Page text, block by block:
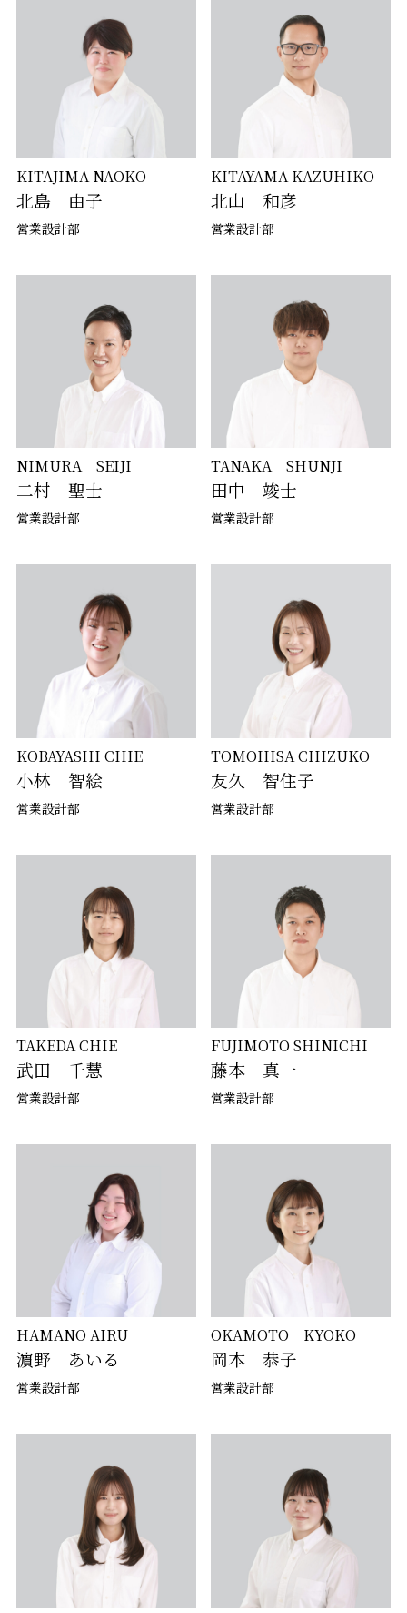
KITAJIMA NAOKO
北島 由子
営業設計部
KITAYAMA KAZUHIKO
北山 和彦
営業設計部
NIMURA SEIJI
二村 聖士
営業設計部
TANAKA SHUNJI
田中 竣士
営業設計部
KOBAYASHI CHIE
小林 智絵
営業設計部
TOMOHISA CHIZUKO
友久 智住子
営業設計部
TAKEDA CHIE
武田 千慧
営業設計部
FUJIMOTO SHINICHI
藤本 真一
営業設計部
HAMANO AIRU
濵野 あいる
営業設計部
OKAMOTO KYOKO
岡本 恭子
営業設計部